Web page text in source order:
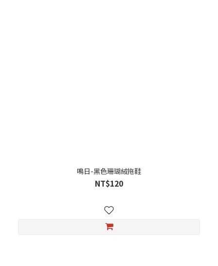
鳴日-黑色珊瑚絨拖鞋
NT$120